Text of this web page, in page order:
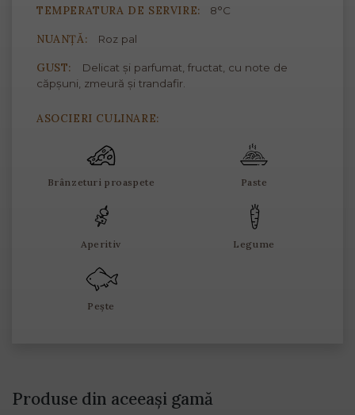
TEMPERATURA DE SERVIRE: 8°C
NUANȚĂ: Roz pal
GUST:
Delicat și parfumat, fructat, cu note de
căpșuni, zmeură și trandafir.
ASOCIERI CULINARE:
Brânzeturi proaspete Paste
Aperitiv Legume
Pește
Produse din aceeași gamă